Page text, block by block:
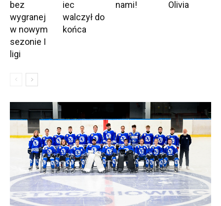
bez
wygranej
w nowym
sezonie I
ligi
iec
walczył do
końca
nami!
Olivia